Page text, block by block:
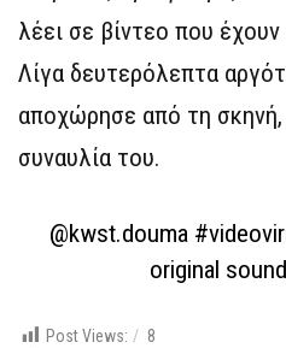
λέει σε βίντεο που
Λίγα δευτερόλεπτα
αποχώρησε από τη σκηνή,
συναυλία του.
@kwst.douma
original
Post Views: 8